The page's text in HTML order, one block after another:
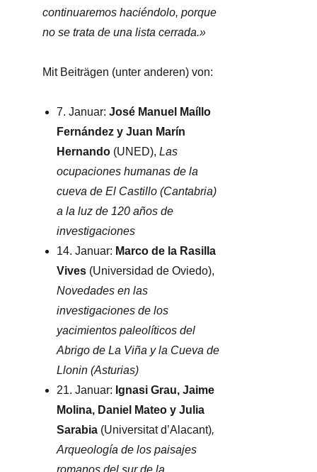
continuaremos haciéndolo, porque
no se trata de una lista cerrada.»
Mit Beiträgen (unter anderen) von:
7. Januar:José Manuel Maíllo
Fernández y Juan Marín
Hernando (UNED),Las
ocupaciones humanas de la
cueva de El Castillo (Cantabria)
a la luz de 120 años de
investigaciones
14. Januar: Marco de la Rasilla
Vives (Universidad de Oviedo),
Novedades en las
investigaciones de los
yacimientos paleolíticos del
Abrigo de La Viña y la Cueva de
Llonin (Asturias)
21. Januar: Ignasi Grau, Jaime
Molina, Daniel Mateo y Julia
Sarabia (Universitat d’Alacant),
Arqueología de los paisajes
romanos del sur de la